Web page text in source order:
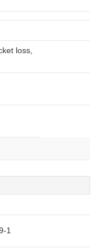
loss,
1